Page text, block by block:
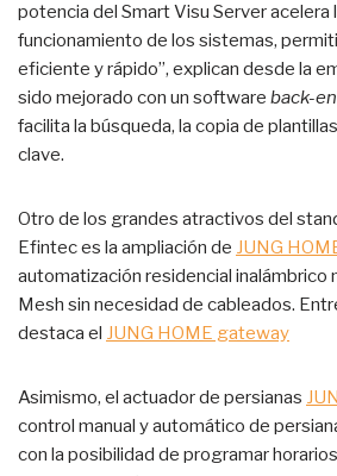
potencia del Smart Visu Server acelera
funcionamiento de los sistemas,
eficiente y rápido”, explican desde la
sido mejorado con un software back-
facilita la búsqueda, la copia de
clave.
Otro de los grandes atractivos del
Efintec es la ampliación de JUNG
automatización residencial
Mesh sin necesidad de cableados.
destaca el JUNG HOME gateway
Asimismo, el actuador de persianas
control manual y automático de
con la posibilidad de programar